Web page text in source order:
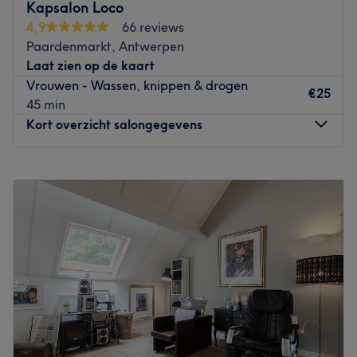
meermaals de eerste prijs binnengesleept voor onder
andere de titels Best Women & Men Hairdresser of the
Year en Colorist of the Year. Toni is tevens de eerste
Belgische kapper met een eervolle vermelding in de Hall
of Fame. Dit salon met internationale allure volgt de
nieuwste trends en ontwikkelingen in het kappersvak en
het motto van NotAnotherStore! luidt dan ook: "We don't
betaald.
Go to venue
Kapsalon Loco
4,9
66 reviews
Paardenmarkt, Antwerpen
Laat zien op de kaart
Vrouwen - Wassen, knippen & drogen
45 min
€25
Kort overzicht salongegevens
Dinsdag
Woensdag
Donderdag
10:00
Vrijdag
10:00
Zaterdag
10:00
20:00
Zondag
Gesloten
Kapsalon Locois een salon waar zorg en comfort
centraal staan, met als doel de klanten een unieke